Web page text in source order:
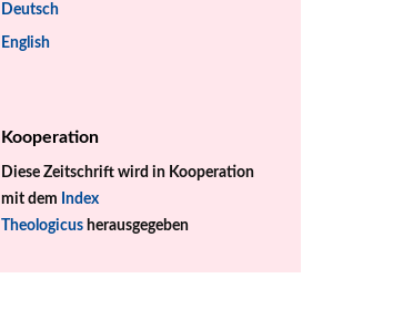
Deutsch
English
Kooperation
Diese Zeitschrift wird in Kooperation
mit dem Index
Theologicus herausgegeben